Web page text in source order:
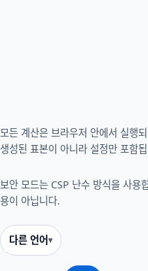
모든 계산은 브라우저 안에서 실행
생성된 표본이 아니라 설정만 포함
보안 모드는 CSP 난수 방식을 사용
용이 아닙니다.
다른 언어